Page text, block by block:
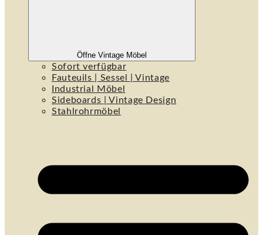
Öffne Vintage Möbel
Sofort verfügbar
Fauteuils | Sessel | Vintage
Industrial Möbel
Sideboards | Vintage Design
Stahlrohrmöbel